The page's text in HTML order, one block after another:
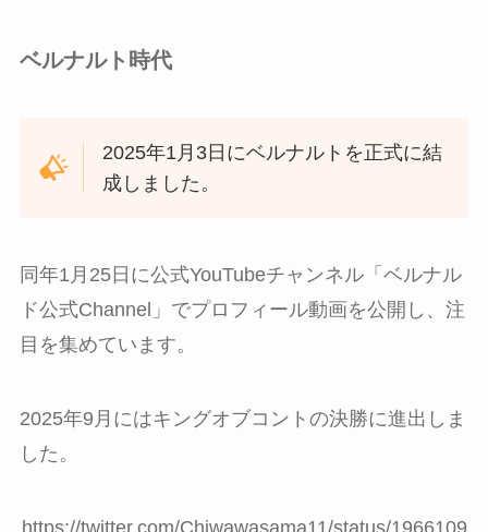
ベルナルト時代
2025年1月3日にベルナルトを正式に結
成しました。
同年1月25日に公式YouTubeチャンネル「ベルナル
ド公式Channel」でプロフィール動画を公開し、注
目を集めています。
2025年9月にはキングオブコントの決勝に進出しま
した。
https://twitter.com/Chiwawasama11/status/1966109